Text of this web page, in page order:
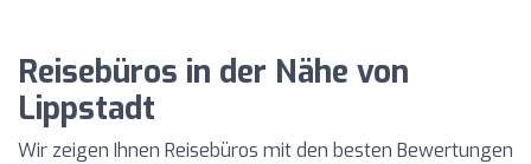
Reisebüros in der Nähe von
Lippstadt
Wir zeigen Ihnen Reisebüros mit den besten Bewertungen